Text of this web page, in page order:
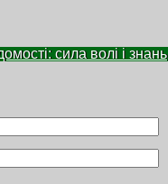
сила волі і знань